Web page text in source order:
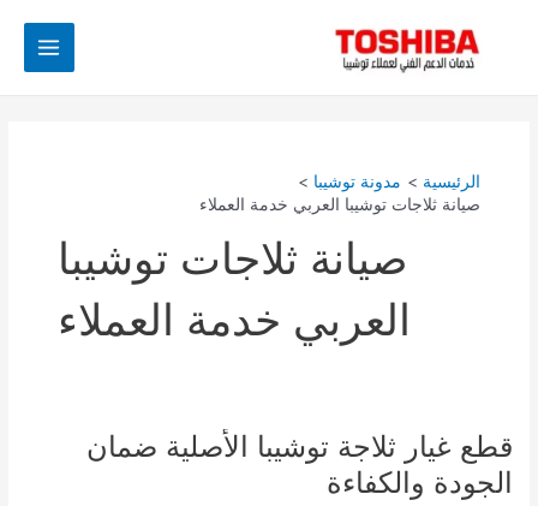
Main
الرئيسية
مدونة توشيبا
صيانة ثلاجات توشيبا العربي خدمة العملاء
صيانة ثلاجات توشيبا
العربي خدمة العملاء
قطع غيار ثلاجة توشيبا الأصلية ضمان
الجودة والكفاءة
قطع
غيار
ثلاجة